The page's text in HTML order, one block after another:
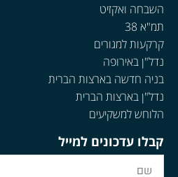
השבחה ואקזיט
תמ"א 38
קרקעות למגורים
נדל"ן באירופה
בניה חדשה בארצות הברית
נדל"ן בארצות הברית
הלוחש למשקיעים
קבלו עדכונים למייל